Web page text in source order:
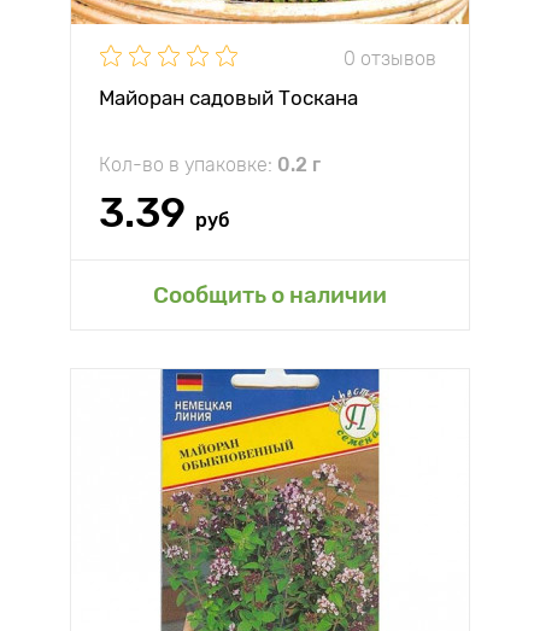
0 отзывов
Майоран садовый Тоскана
Кол-во в упаковке: 0.2 г
3.39 руб
Сообщить о наличии